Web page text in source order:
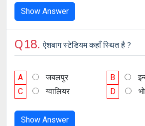
Show Answer
Q18.ऐशबाग स्टेडियम कहाँ स्थित है ?
A जबलपुर B
C
ग्वालियर D
Show Answer